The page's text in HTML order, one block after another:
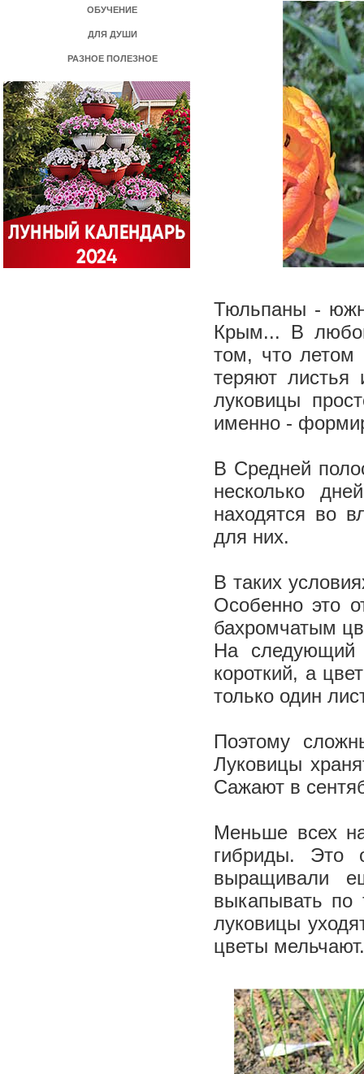
ОБУЧЕНИЕ
ДЛЯ ДУШИ
РАЗНОЕ ПОЛЕЗНОЕ
Тюльпаны -
Крым... В
том, что летом
теряют
луковицы
именно -
В Средней
несколько
находятся во
для них.
В таких
Особенно это
бахромчатым
На следующий
короткий, а
только один
Поэтому
Луковицы
Сажают в
Меньше всех
гибриды. Это
выращивали
выкапывать по
луковицы
цветы